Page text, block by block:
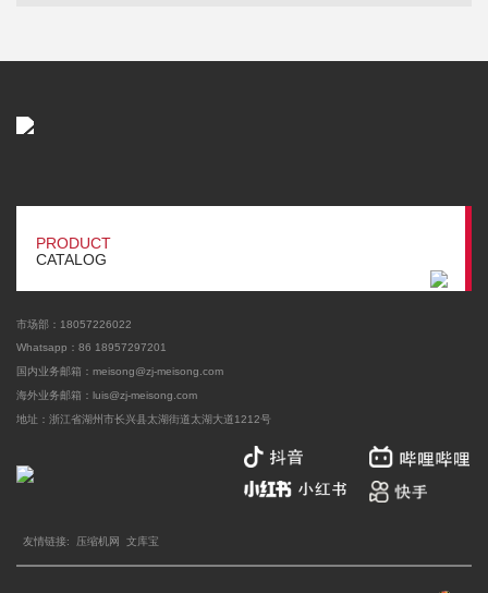
PRODUCT
CATALOG
市场部：18057226022
Whatsapp：86 18957297201
国内业务邮箱：meisong@zj-meisong.com
海外业务邮箱： luis@zj-meisong.com
地址：浙江省湖州市长兴县太湖街道太湖大道1212号
友情链接: 压缩机网 文库宝